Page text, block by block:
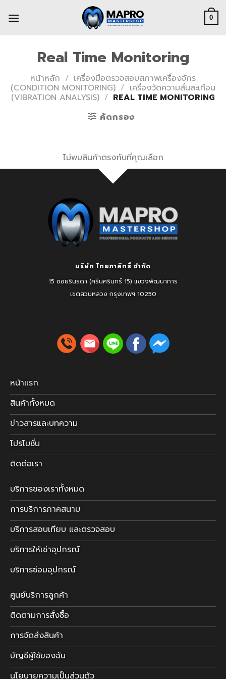
0
Real Time Monitoring
หน้าหลัก / เครื่องมือตรวจสอบสภาพเครื่องจักร
(CONDITION MONITORING) / เครื่องวัดความสั่นสะเทือน
(VIBRATION ANALYSIS) / REAL TIME MONITORING
คัดกรอง
ไม่พบสินค้าตรงกับที่คุณเลือก
บริษัท ไทยภาสิทธิ์ จำกัด
15 ซอยรินรดา (ศรีนครินทร์ 15) แขวงพัฒนาการ
เขตสวนหลวง กรุงเทพฯ 10250
หน้าแรก
สินค้าทั้งหมด
ข่าวสารและบทความ
โปรโมชั่น
ติดต่อเรา
บริการของเราทั้งหมด
การบริการภาคสนาม
บริการสอบเทียบ และตรวจสอบ
บริการให้เช่าอุปกรณ์
บริการซ่อมอุปกรณ์
ศูนย์บริการลูกค้า
ติดตามการสั่งซื้อ
การจัดส่งสินค้า
บัญชีผู้ใช้ของฉัน
นโยบายความเป็นส่วนตัว